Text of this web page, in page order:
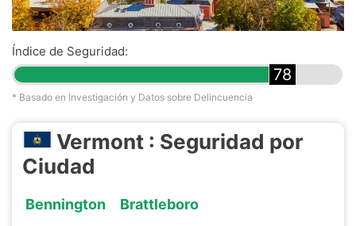
Índice de Seguridad:
78
* Basado en Investigación y Datos sobre Delincuencia
Vermont : Seguridad por
Ciudad
Bennington
Brattleboro